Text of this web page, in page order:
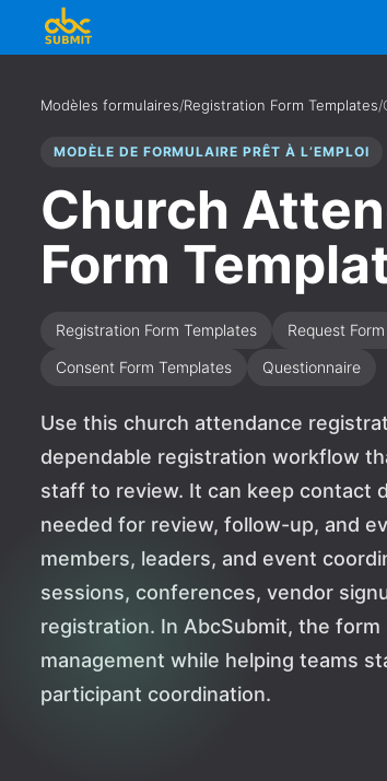
Modèles formulaires/Registration Form Templates/
MODÈLE DE FORMULAIRE PRÊT À L’EMPLOI
Church
Form
Registration Form Templates Request
Consent Form Templates
Questionnaire
Use this church attendance
dependable registration workflow
staff to review. It can keep contact
needed for review, follow-up, and
members, leaders, and event
sessions, conferences, vendor
registration. In AbcSubmit, the
management while helping teams
participant coordination.